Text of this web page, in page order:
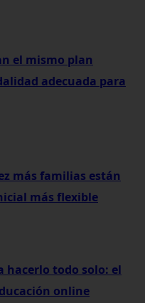
el mismo plan
adecuada para
más familias están
más flexible
hacerlo todo solo: el
online